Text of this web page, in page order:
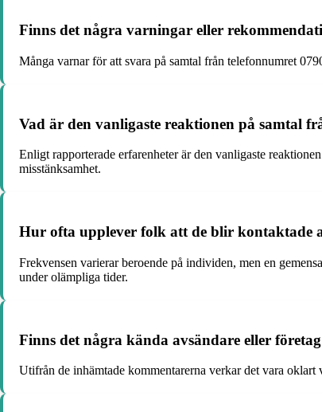
Finns det några varningar eller
Många varnar för att svara på samtal från telefonnumret
Vad är den vanligaste reaktionen på samtal
Enligt rapporterade erfarenheter är den vanligaste
misstänksamhet.
Hur ofta upplever folk att de blir kontaktade
Frekvensen varierar beroende på individen, men en
under olämpliga tider.
Finns det några kända avsändare eller
Utifrån de inhämtade kommentarerna verkar det vara